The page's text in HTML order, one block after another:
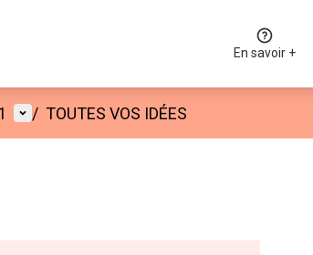
En savoir +
Menu utilisateur
/ TOUTES VOS IDÉES